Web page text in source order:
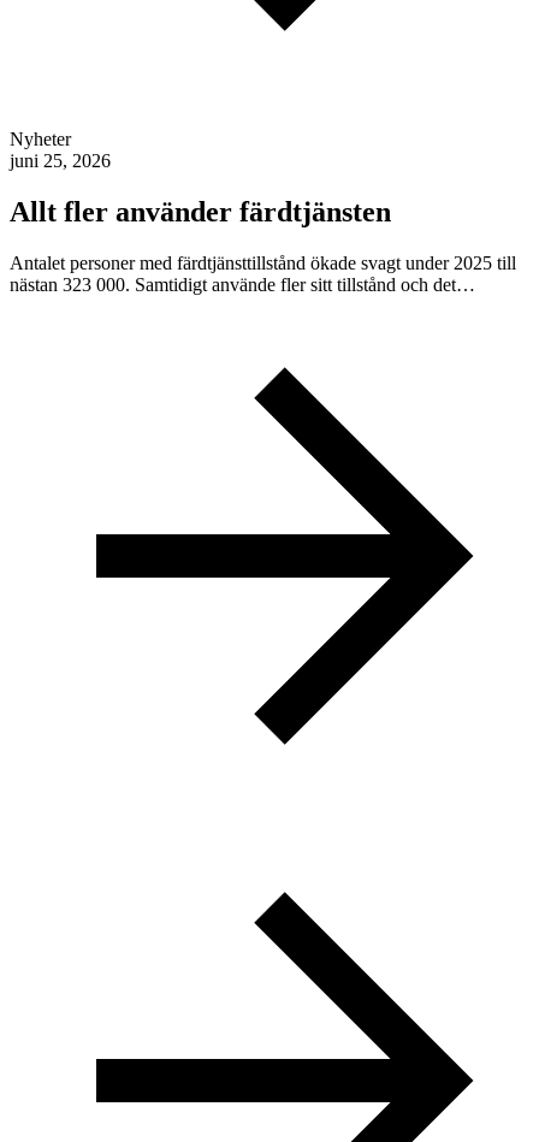
Nyheter
juni 25, 2026
Allt fler använder färdtjänsten
Antalet personer med färdtjänsttillstånd ökade svagt under 2025 till
nästan 323 000. Samtidigt använde fler sitt tillstånd och det…